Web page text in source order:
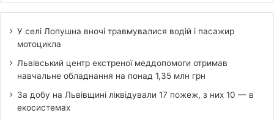
У селі Лопушна вночі травмувалися водій і пасажир
мотоцикла
Львівський центр екстреної меддопомоги отримав
навчальне обладнання на понад 1,35 млн грн
За добу на Львівщині ліквідували 17 пожеж, з них 10 — в
екосистемах